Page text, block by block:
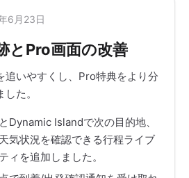
6月23日
とPro画面の改善
追いやすくし、Pro特典をより分
た。
Dynamic Islandで次の目的地、
気状況を確認できる行程ライブ
ィを追加しました。